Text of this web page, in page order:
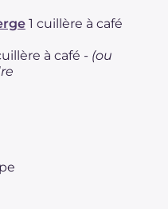
1 cuillère à café
à café - (ou